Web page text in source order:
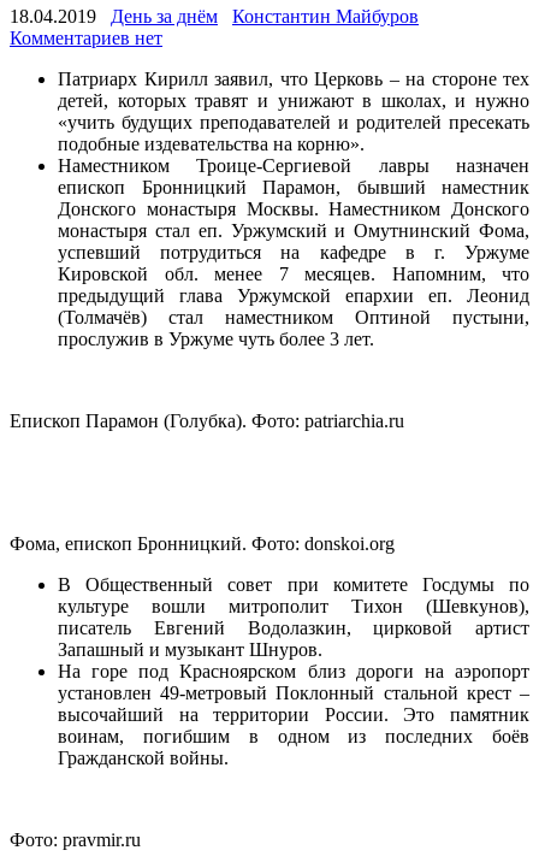
18.04.2019 День за днём
Константин Майбуров
Комментариев нет
Патриарх Кирилл заявил, что Церковь – на стороне тех
детей, которых травят и унижают в школах, и нужно
«учить будущих преподавателей и родителей пресекать
подобные издевательства на корню».
Наместником Троице-Сергиевой лавры назначен
епископ Бронницкий Парамон, бывший наместник
Донского монастыря Москвы. Наместником Донского
монастыря стал еп. Уржумский и Омутнинский Фома,
успевший потрудиться на кафедре в г. Уржуме
Кировской обл. менее 7 месяцев. Напомним, что
предыдущий глава Уржумской епархии еп. Леонид
(Толмачёв) стал наместником Оптиной пустыни,
прослужив в Уржуме чуть более 3 лет.
Епископ Парамон (Голубка). Фото: patriarchia.ru
Фома, епископ Бронницкий. Фото: donskoi.org
В Общественный совет при комитете Госдумы по
культуре вошли митрополит Тихон (Шевкунов),
писатель Евгений Водолазкин, цирковой артист
Запашный и музыкант Шнуров.
На горе под Красноярском близ дороги на аэропорт
установлен 49-метровый Поклонный стальной крест –
высочайший на территории России. Это памятник
воинам, погибшим в одном из последних боёв
Гражданской войны.
Фото: pravmir.ru